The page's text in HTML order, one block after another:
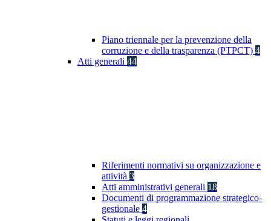
Piano triennale per la prevenzione della
corruzione e della trasparenza (PTPCT) 4
Atti generali 44
Riferimenti normativi su organizzazione e
attività 3
Atti amministrativi generali 18
Documenti di programmazione strategico-
gestionale 4